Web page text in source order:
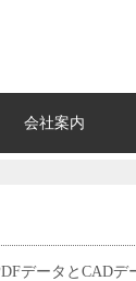
会社案内
データとCADデ